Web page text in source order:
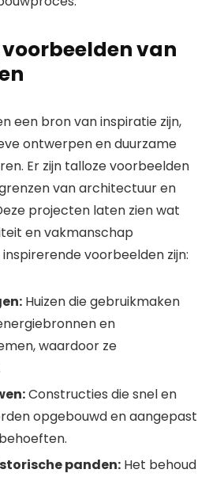
van
een bron van inspiratie zijn,
ontwerpen en duurzame
Er zijn talloze voorbeelden
van architectuur en
projecten laten zien wat
en vakmanschap
voorbeelden zijn:
Huizen die gebruikmaken
en
waardoor ze
Constructies die snel en
opgebouwd en aangepast
panden: Het behoud